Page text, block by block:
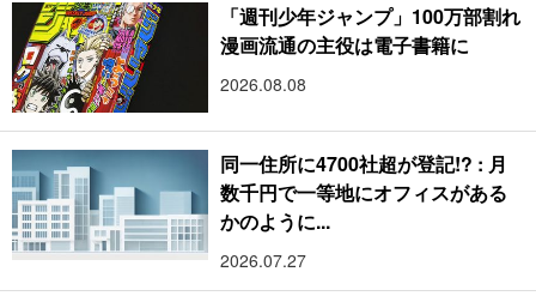
「週刊少年ジャンプ」100万部割れ
漫画流通の主役は電子書籍に
2026.08.08
同一住所に4700社超が登記!? : 月
数千円で一等地にオフィスがある
かのように...
2026.07.27